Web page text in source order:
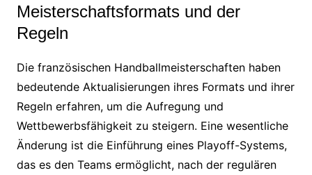
Meisterschaftsformats und der
Regeln
Die französischen Handballmeisterschaften haben
bedeutende Aktualisierungen ihres Formats und ihrer
Regeln erfahren, um die Aufregung und
Wettbewerbsfähigkeit zu steigern. Eine wesentliche
Änderung ist die Einführung eines Playoff-Systems,
das es den Teams ermöglicht, nach der regulären